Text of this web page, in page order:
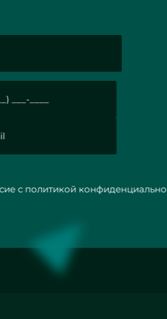
с политикой конфиденциальности